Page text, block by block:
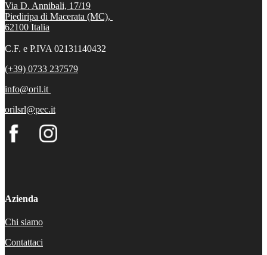
Via D. Annibali, 17/19
Piediripa di Macerata (MC),
62100 Italia
C.F. e P.IVA 02131140432
(+39) 0733 237579
info@oril.it
orilsrl@pec.it
Azienda
Chi siamo
Contattaci